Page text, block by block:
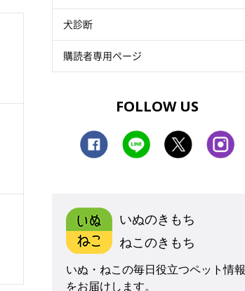
犬診断
購読者専用ページ
FOLLOW US
いぬのきもち
ねこのきもち
いぬ・ねこの毎日役立つペット情報
をお届けします。